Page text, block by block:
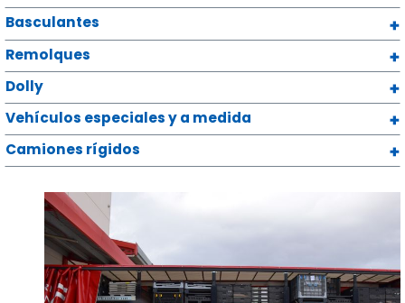
Basculantes
Remolques
Dolly
Vehículos especiales y a medida
Camiones rígidos